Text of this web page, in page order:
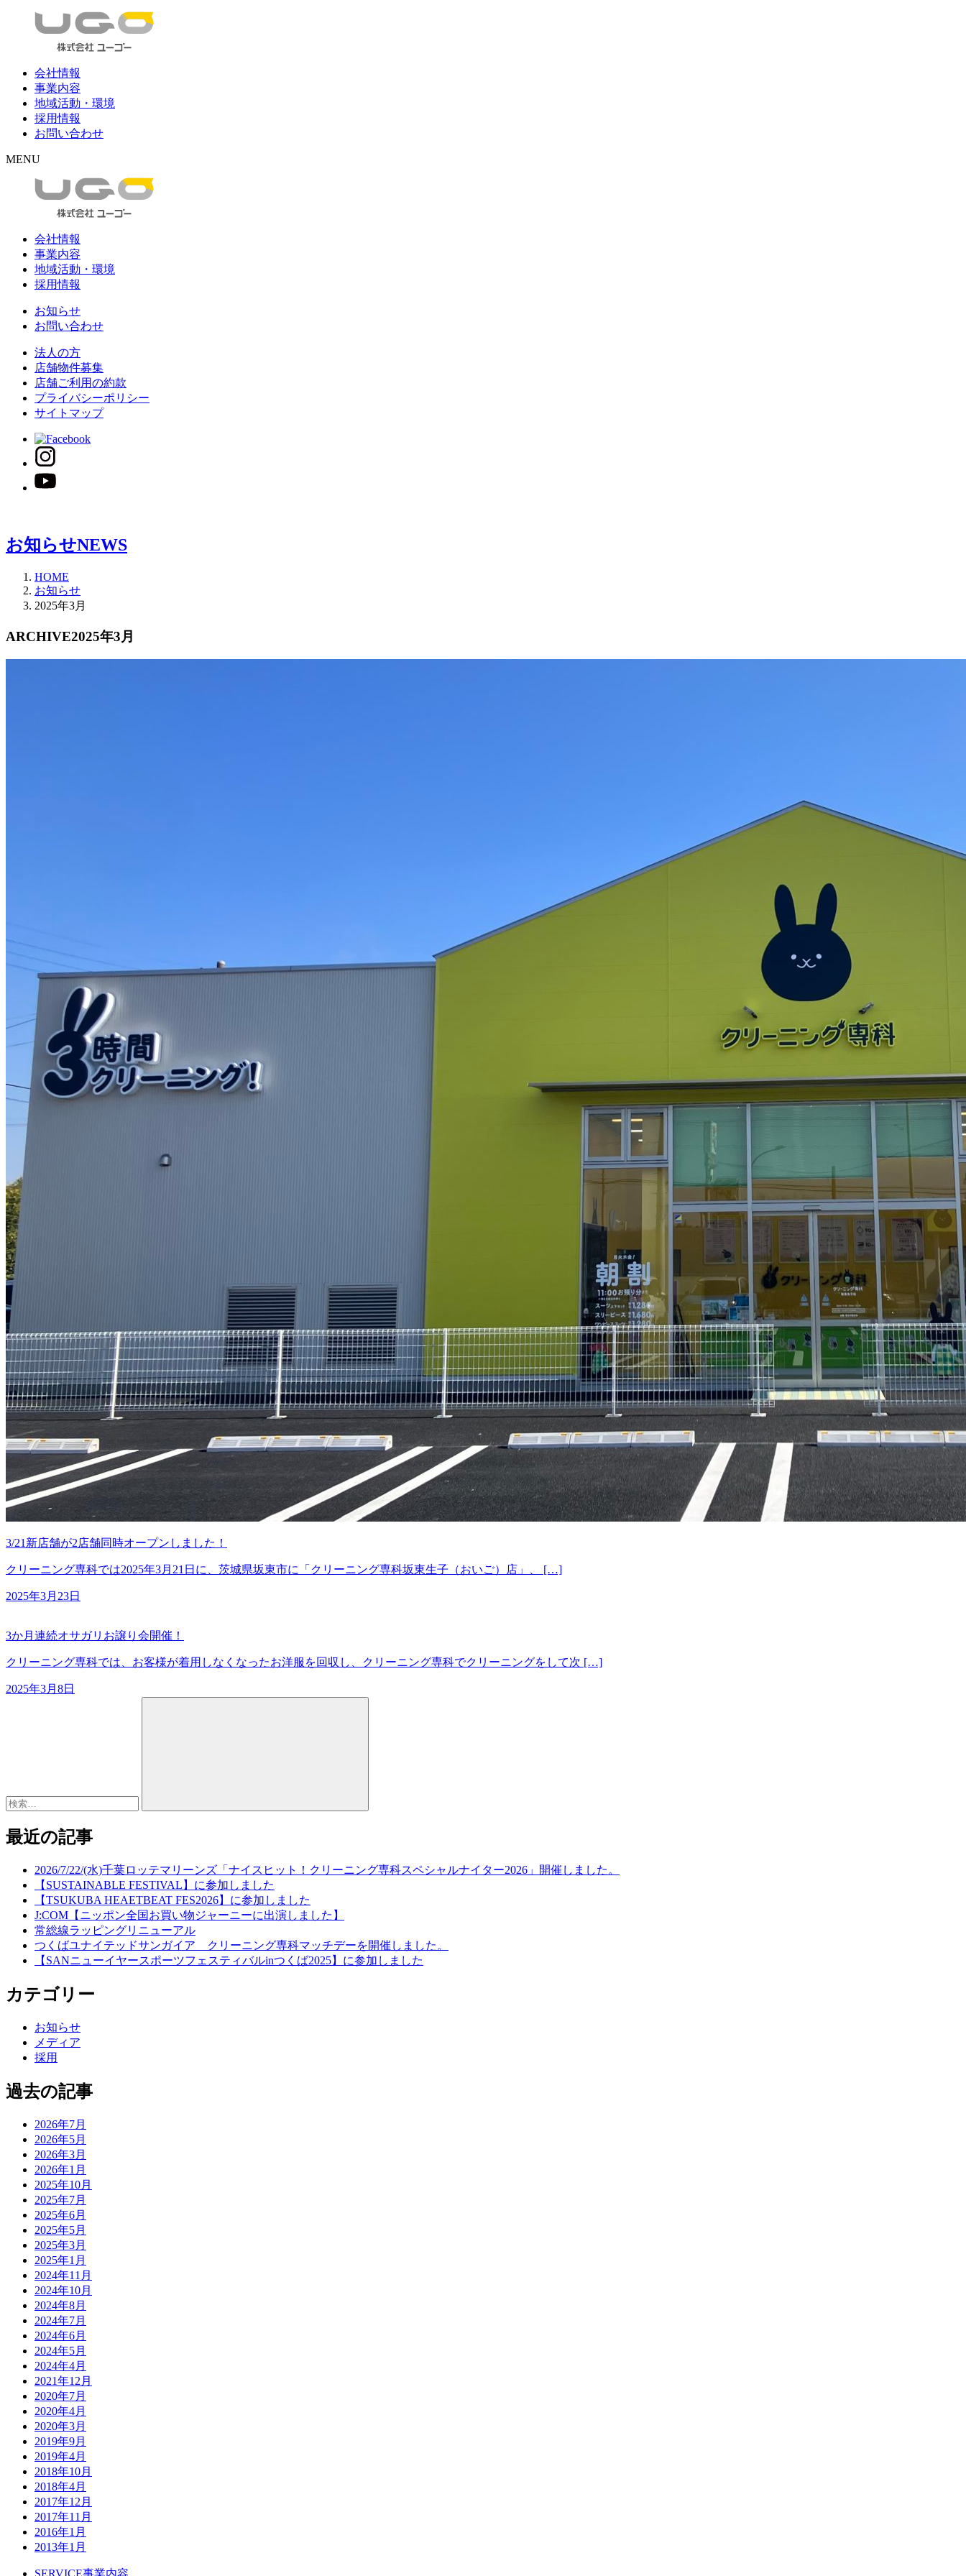
会社情報
事業内容
地域活動・環境
採用情報
お問い合わせ
MENU
会社情報
事業内容
地域活動・環境
採用情報
お知らせ
お問い合わせ
法人の方
店舗物件募集
店舗ご利用の約款
プライバシーポリシー
サイトマップ
お知らせNEWS
HOME
お知らせ
2025年3月
ARCHIVE2025年3月
3/21新店舗が2店舗同時オープンしました！
クリーニング専科では2025年3月21日に、茨城県坂東市に「クリーニング専科坂東生子（おいご）店」、 […]
2025年3月23日
3か月連続オサガリお譲り会開催！
クリーニング専科では、お客様が着用しなくなったお洋服を回収し、クリーニング専科でクリーニングをして次 […]
2025年3月8日
最近の記事
2026/7/22/(水)千葉ロッテマリーンズ「ナイスヒット！クリーニング専科スペシャルナイター2026」開催しました。
【SUSTAINABLE FESTIVAL】に参加しました
【TSUKUBA HEAETBEAT FES2026】に参加しました
J:COM【ニッポン全国お買い物ジャーニーに出演しました】
常総線ラッピングリニューアル
つくばユナイテッドサンガイア クリーニング専科マッチデーを開催しました。
【SANニューイヤースポーツフェスティバルinつくば2025】に参加しました
カテゴリー
お知らせ
メディア
採用
過去の記事
2026年7月
2026年5月
2026年3月
2026年1月
2025年10月
2025年7月
2025年6月
2025年5月
2025年3月
2025年1月
2024年11月
2024年10月
2024年8月
2024年7月
2024年6月
2024年5月
2024年4月
2021年12月
2020年7月
2020年4月
2020年3月
2019年9月
2019年4月
2018年10月
2018年4月
2017年12月
2017年11月
2016年1月
2013年1月
SERVICE事業内容